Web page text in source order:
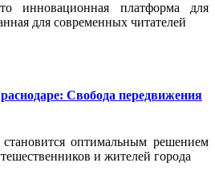
инновационная платформа для
для современных читателей
Свобода передвижения
оптимальным решением
и жителей города